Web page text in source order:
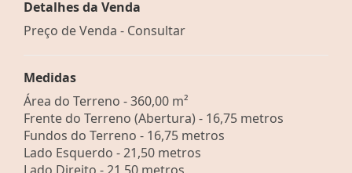
Detalhes da Venda
Preço de Venda - Consultar
Medidas
Área do Terreno - 360,00 m²
Frente do Terreno (Abertura) - 16,75 metros
Fundos do Terreno - 16,75 metros
Lado Esquerdo - 21,50 metros